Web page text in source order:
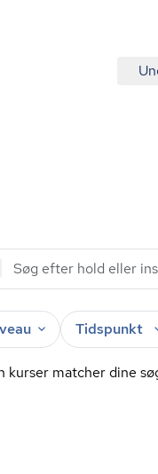
Tidspunkt
kurser matcher dine